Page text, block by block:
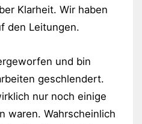
Klarheit. Wir haben
den Leitungen.
und bin
geschlendert.
nur noch einige
waren. Wahrscheinlich